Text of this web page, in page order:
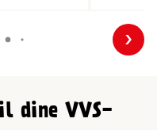
dine VVS-